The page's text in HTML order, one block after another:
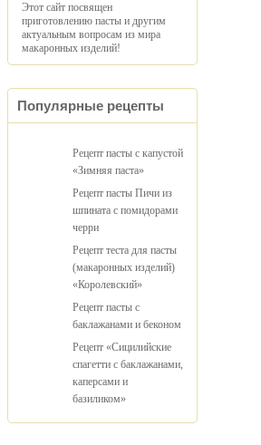
Этот сайт посвящен
приготовлению пасты и другим
актуальным вопросам из мира
макаронных изделий!
Популярные рецепты
Рецепт пасты с капустой
«Зимняя паста»
Рецепт пасты Пичи из
шпината с помидорами
черри
Рецепт теста для пасты
(макаронных изделий)
«Королевский»
Рецепт пасты с
баклажанами и беконом
Рецепт «Сицилийские
спагетти с баклажанами,
каперсами и
базиликом»